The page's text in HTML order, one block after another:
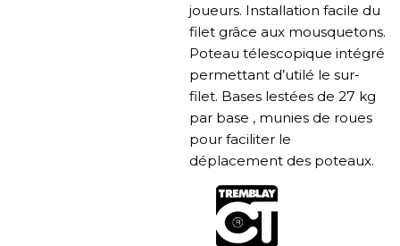
joueurs. Installation facile du
filet grâce aux mousquetons.
Poteau télescopique intégré
permettant d’utilé le sur-
filet. Bases lestées de 27 kg
par base , munies de roues
pour faciliter le
déplacement des poteaux.